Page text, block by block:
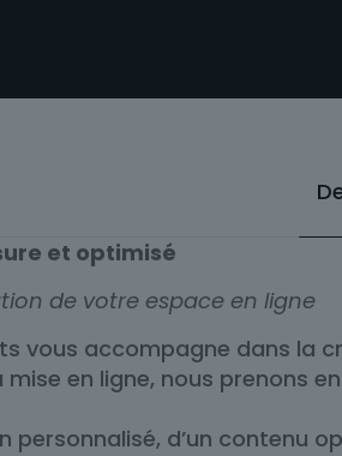
et optimisé
de votre espace en ligne
vous accompagne dans la
en ligne, nous prenons
personnalisé, d’un